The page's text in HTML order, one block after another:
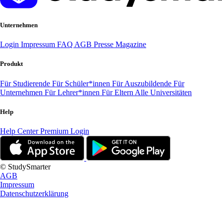
Unternehmen
Login Impressum FAQ AGB Presse Magazine
Produkt
Für Studierende Für Schüler*innen Für Auszubildende Für
Unternehmen Für Lehrer*innen Für Eltern Alle Universitäten
Help
Help CenterPremium Login
© StudySmarter
AGB
Impressum
Datenschutzerklärung